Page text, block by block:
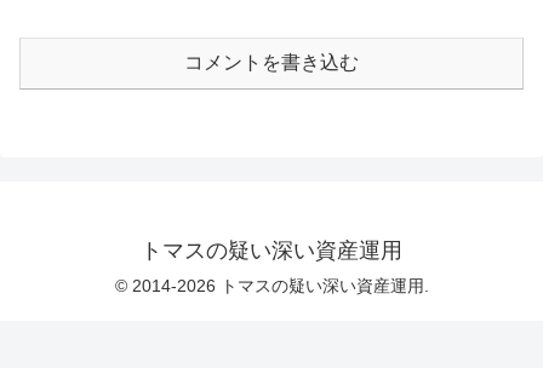
コメントを書き込む
トマスの疑い深い資産運用
© 2014-2026 トマスの疑い深い資産運用.